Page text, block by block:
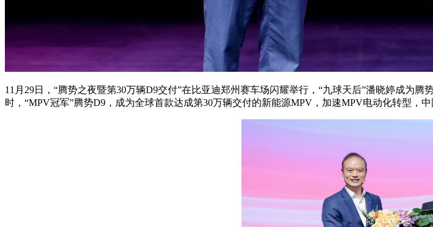
11月29日，“腾势之夜暨第30万辆D9交付”在比亚迪郑州赛车场闪耀举行，“九球天后”潘晓婷成为
时，“MPV冠军”腾势D9，成为全球首款达成第30万辆交付的新能源MPV，加速MPV电动化转型，中